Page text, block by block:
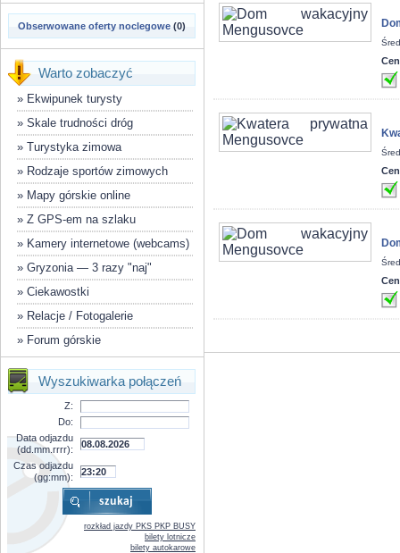
Obserwowane oferty noclegowe (0)
Warto zobaczyć
» Ekwipunek turysty
» Skale trudności dróg
» Turystyka zimowa
» Rodzaje sportów zimowych
» Mapy górskie online
» Z GPS-em na szlaku
» Kamery internetowe (webcams)
» Gryzonia — 3 razy "naj"
» Ciekawostki
» Relacje / Fotogalerie
» Forum górskie
Wyszukiwarka połączeń
Z:
Do:
Data odjazdu
(dd.mm.rrrr):
Czas odjazdu
(gg:mm):
rozkład jazdy PKS PKP BUSY
bilety lotnicze
bilety autokarowe